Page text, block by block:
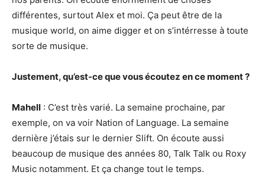
différentes, surtout Alex et moi. Ça peut être de la
musique world, on aime digger et on s’intérresse à toute
sorte de musique.
Justement, qu’est-ce que vous écoutez en ce moment ?
Mahell : C’est très varié. La semaine prochaine, par
exemple, on va voir Nation of Language. La semaine
dernière j’étais sur le dernier Slift. On écoute aussi
beaucoup de musique des années 80, Talk Talk ou Roxy
Music notamment. Et ça change tout le temps.